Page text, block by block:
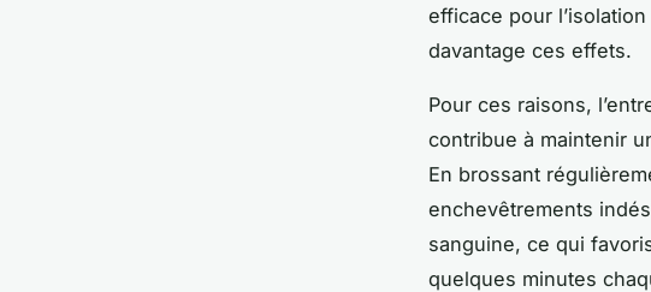
efficace pour
davantage ces effets.
Pour ces raisons,
contribue à maintenir
En brossant
enchevêtrements
sanguine, ce qui
quelques minutes